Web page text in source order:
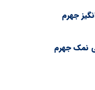
جهرم
نمک جهرم